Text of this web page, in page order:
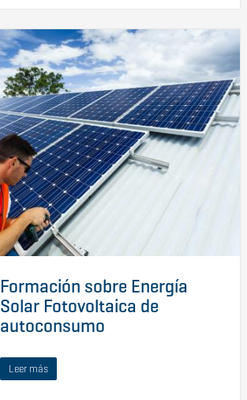
Formación sobre Energía
Solar Fotovoltaica de
autoconsumo
Leer más